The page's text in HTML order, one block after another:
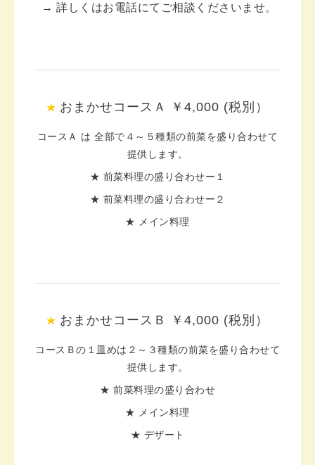
→ 詳しくはお電話にてご相談くださいませ。
おまかせコースＡ ￥4,000 (税別）
コースＡ は 全部で４～５種類の前菜を盛り合わせて
提供します。
★ 前菜料理の盛り合わせー１
★ 前菜料理の盛り合わせー２
★ メイン料理
おまかせコースＢ ￥4,000 (税別）
コースＢの１皿めは２～３種類の前菜を盛り合わせて
提供します。
★ 前菜料理の盛り合わせ
★ メイン料理
★ デザート